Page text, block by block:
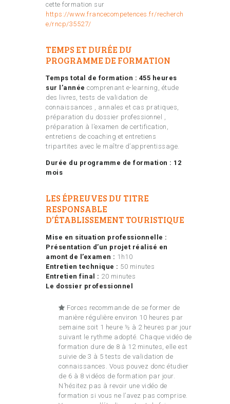
cette formation sur
https://www.francecompetences.fr/recherch
e/rncp/35527/
TEMPS ET DURÉE DU
PROGRAMME DE FORMATION
Temps total de formation : 455 heures
sur l’année comprenant e-learning, étude
des livres, tests de validation de
connaissances , annales et cas pratiques,
préparation du dossier professionnel ,
préparation à l’examen de certification,
entretiens de coaching et entretiens
tripartites avec le maître d’apprentissage.
Durée du programme de formation : 12
mois
LES ÉPREUVES DU TITRE
RESPONSABLE
D’ÉTABLISSEMENT TOURISTIQUE
Mise en situation professionnelle :
Présentation d’un projet réalisé en
amont de l’examen : 1h10
Entretien technique : 50 minutes
Entretien final : 20 minutes
Le dossier professionnel
Forces recommande de se former de
manière régulière environ 10 heures par
semaine soit 1 heure ½ à 2 heures par jour
suivant le rythme adopté. Chaque vidéo de
formation dure de 8 à 12 minutes, elle est
suivie de 3 à 5 tests de validation de
connaissances. Vous pouvez donc étudier
de 6 à 8 vidéos de formation par jour.
N’hésitez pas à revoir une vidéo de
formation si vous ne l’avez pas comprise.